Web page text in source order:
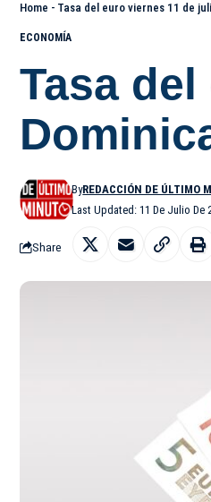
Home - Tasa del euro viernes 11 de
ECONOMÍA
Tasa
Last Updated: 11 De Julio De
ByREDACCIÓN DE ÚLTIMO
Share